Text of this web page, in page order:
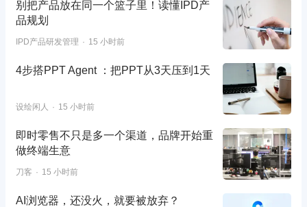
别把产品放在同一个篮子里！读懂IPD产
品规划
IPD产品研发管理 15 小时前
4步搭PPT Agent ：把PPT从3天压到1天
设绘闲人 15 小时前
即时零售不只是多一个渠道，品牌开始重
做终端生意
刀客 15 小时前
AI浏览器，还没火，就要被放弃？